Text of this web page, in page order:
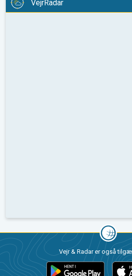
VejrRadar
Vejr & Radar er også